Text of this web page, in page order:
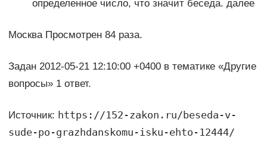
определенное число, что значит беседа. далее
Москва Просмотрен 84 раза.
Задан 2012-05-21 12:10:00 +0400 в тематике «Другие
вопросы» 1 ответ.
Источник: https://152-zakon.ru/beseda-v-
sude-po-grazhdanskomu-isku-ehto-12444/